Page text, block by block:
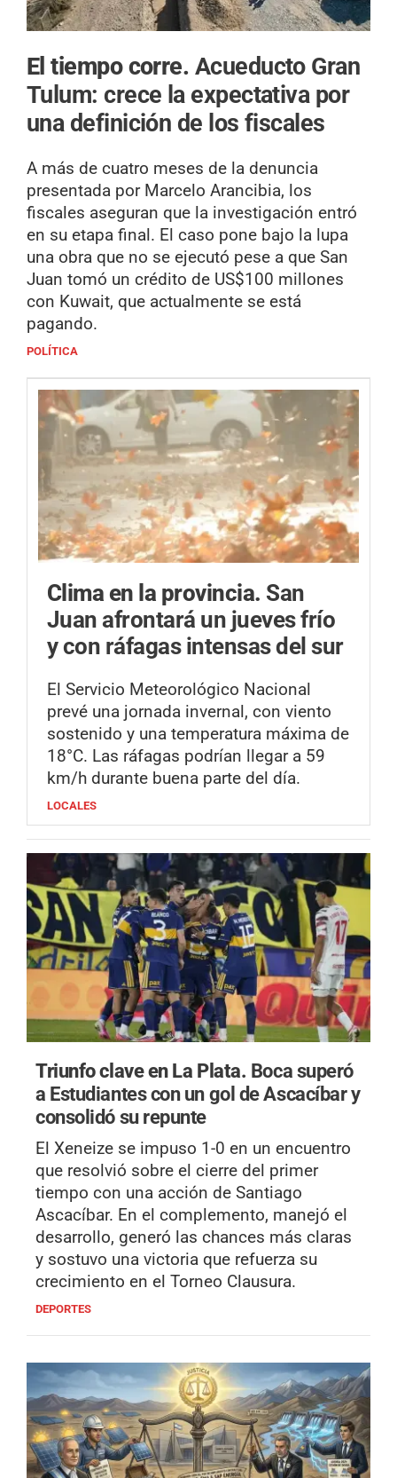
El tiempo corre. Acueducto Gran
Tulum: crece la expectativa por
una definición de los fiscales
A más de cuatro meses de la denuncia
presentada por Marcelo Arancibia, los
fiscales aseguran que la investigación entró
en su etapa final. El caso pone bajo la lupa
una obra que no se ejecutó pese a que San
Juan tomó un crédito de US$100 millones
con Kuwait, que actualmente se está
pagando.
POLÍTICA
Clima en la provincia. San
Juan afrontará un jueves frío
y con ráfagas intensas del sur
El Servicio Meteorológico Nacional
prevé una jornada invernal, con viento
sostenido y una temperatura máxima de
18°C. Las ráfagas podrían llegar a 59
km/h durante buena parte del día.
LOCALES
Triunfo clave en La Plata. Boca superó
a Estudiantes con un gol de Ascacíbar y
consolidó su repunte
El Xeneize se impuso 1-0 en un encuentro
que resolvió sobre el cierre del primer
tiempo con una acción de Santiago
Ascacíbar. En el complemento, manejó el
desarrollo, generó las chances más claras
y sostuvo una victoria que refuerza su
crecimiento en el Torneo Clausura.
DEPORTES